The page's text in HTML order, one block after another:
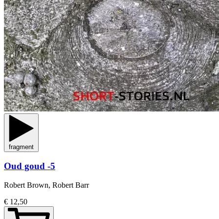
fragment
Oud goud -5
Robert Brown, Robert Barr
€ 12,50